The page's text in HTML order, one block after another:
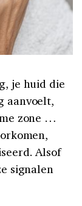
je huid die
aanvoelt,
zone …
Alsof
signalen